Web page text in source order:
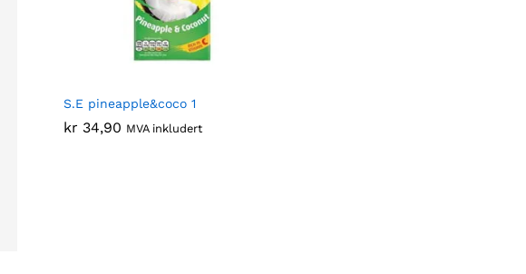
S.E pineapple&coco 1
kr 34,90 MVA inkludert
kr 34,90